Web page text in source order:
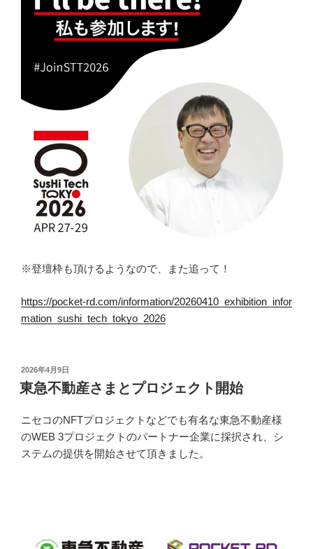
※登壇枠も頂けるようなので、また追って！
https://pocket-rd.com/information/20260410_exhibition_infor
mation_sushi_tech_tokyo_2026
投
稿
日:
2026年4月9日
東急不動産さまとプロジェクト開始
ニセコのNFTプロジェクトなどでも有名な東急不動産様
のWEB 3プロジェクトのパートナー企業に採択され、シ
ステムの提供を開始させて頂きました。